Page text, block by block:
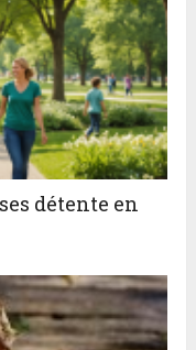
détente en